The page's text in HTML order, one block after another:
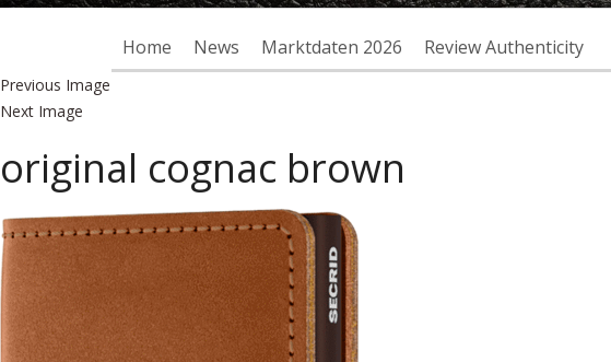
Home News Marktdaten 2026 Review Authenticity
Previous Image
Next Image
original cognac brown